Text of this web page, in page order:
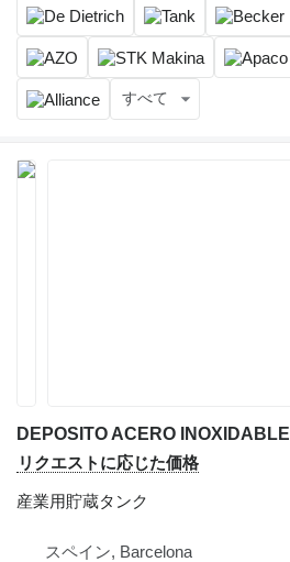
すべて
DEPOSITO ACERO INOXIDABLE
リクエストに応じた価格
産業用貯蔵タンク
スペイン, Barcelona